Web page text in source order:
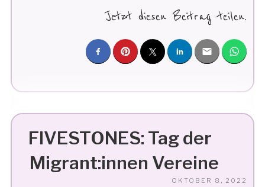
PSYCHISCHE
FOLGEN“
Jetzt diesen Beitrag teilen.
FIVESTONES: Tag der
Migrant:innen Vereine
OKTOBER 8, 2022